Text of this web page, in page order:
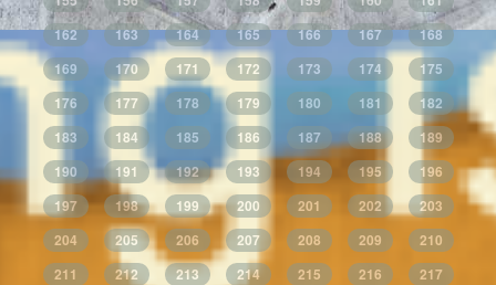
162
163 164 165 166 167
168
169
170 171 172 173 174
175
176
177 178 179 180 181
182
183
184 185 186 187 188
189
190
191 192 193 194 195
196
197
198 199 200 201 202
203
204
205 206 207 208 209
210
211
212 213 214 215 216
217